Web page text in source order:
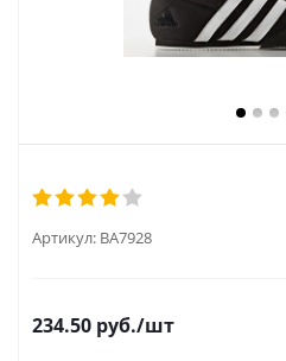
Артикул: BA7928
234.50 руб./шт